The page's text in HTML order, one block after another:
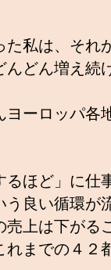
私は、そ
どん増え
ーロッパ
ほど」に
良い循環が
上は下が
までの４２